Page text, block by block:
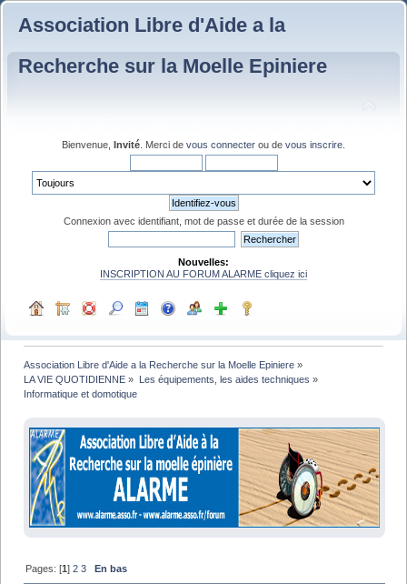
Association Libre d'Aide a la
Recherche sur la Moelle Epiniere
Bienvenue, Invité . Merci de vous connecter ou de vous inscrire
Connexion avec identifiant, mot de passe et durée de la session
Nouvelles:
INSCRIPTION AU FORUM ALARME cliquez ici
Association Libre d'Aide a la Recherche sur la Moelle Epiniere »
LA VIE QUOTIDIENNE » Les équipements, les aides techniques »
Informatique et domotique
Pages: [1]2 3 En bas